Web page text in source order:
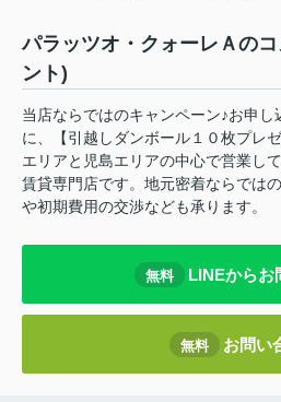
パラッツオ・クォーレＡの
ント)
当店ならではのキャンペーン♪お申
に、【引越しダンボール１０枚プレ
エリアと児島エリアの中心で営業し
賃貸専門店です。地元密着ならでは
や初期費用の交渉なども承ります。
無料 LINEからお
無料 お問い